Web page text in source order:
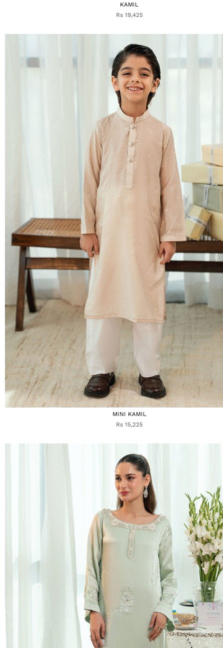
KAMIL
Rs 19,425
MINI KAMIL
Rs 15,225